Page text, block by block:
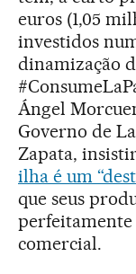
euros (1,05
investidos
dinamização
Ángel
Governo de
Zapata,
ilha é um
que seus
perfeitamente
comercial.